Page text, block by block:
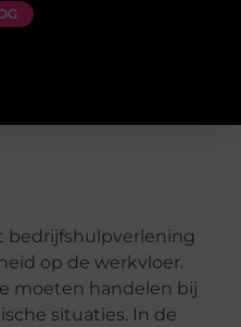
bedrijfshulpverlening
op de werkvloer.
moeten handelen bij
situaties. In de